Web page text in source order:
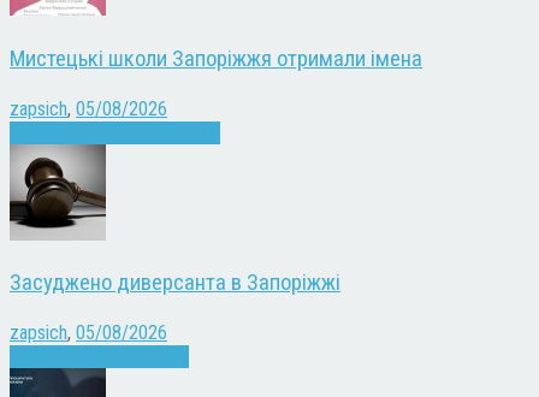
Мистецькі школи Запоріжжя отримали імена
zapsich, 05/08/2026
Засуджено диверсанта в Запоріжжі
zapsich, 05/08/2026